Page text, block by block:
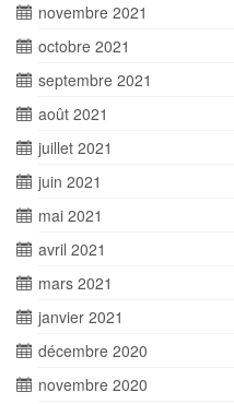
novembre 2021
octobre 2021
septembre 2021
août 2021
juillet 2021
juin 2021
mai 2021
avril 2021
mars 2021
janvier 2021
décembre 2020
novembre 2020